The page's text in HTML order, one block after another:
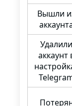
Вышли
Удалили
аккаунт